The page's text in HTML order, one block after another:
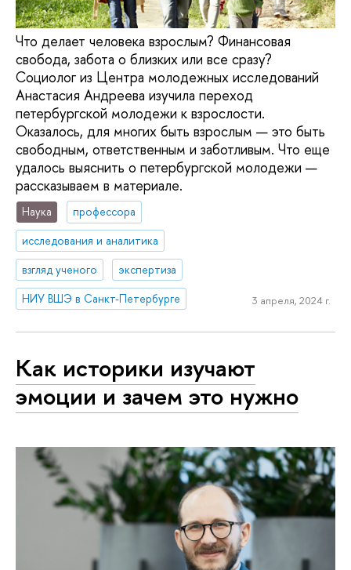
Что делает человека взрослым? Финансовая
свобода, забота о близких или все сразу?
Социолог из Центра молодежных исследований
Анастасия Андреева изучила переход
петербургской молодежи к взрослости.
Оказалось, для многих быть взрослым — это быть
свободным, ответственным и заботливым. Что еще
удалось выяснить о петербургской молодежи —
рассказываем в материале.
Наука
профессора
исследования и аналитика
взгляд ученого
экспертиза
НИУ ВШЭ в Санкт-Петербурге
3 апреля, 2024 г.
Как историки изучают
эмоции и зачем это нужно